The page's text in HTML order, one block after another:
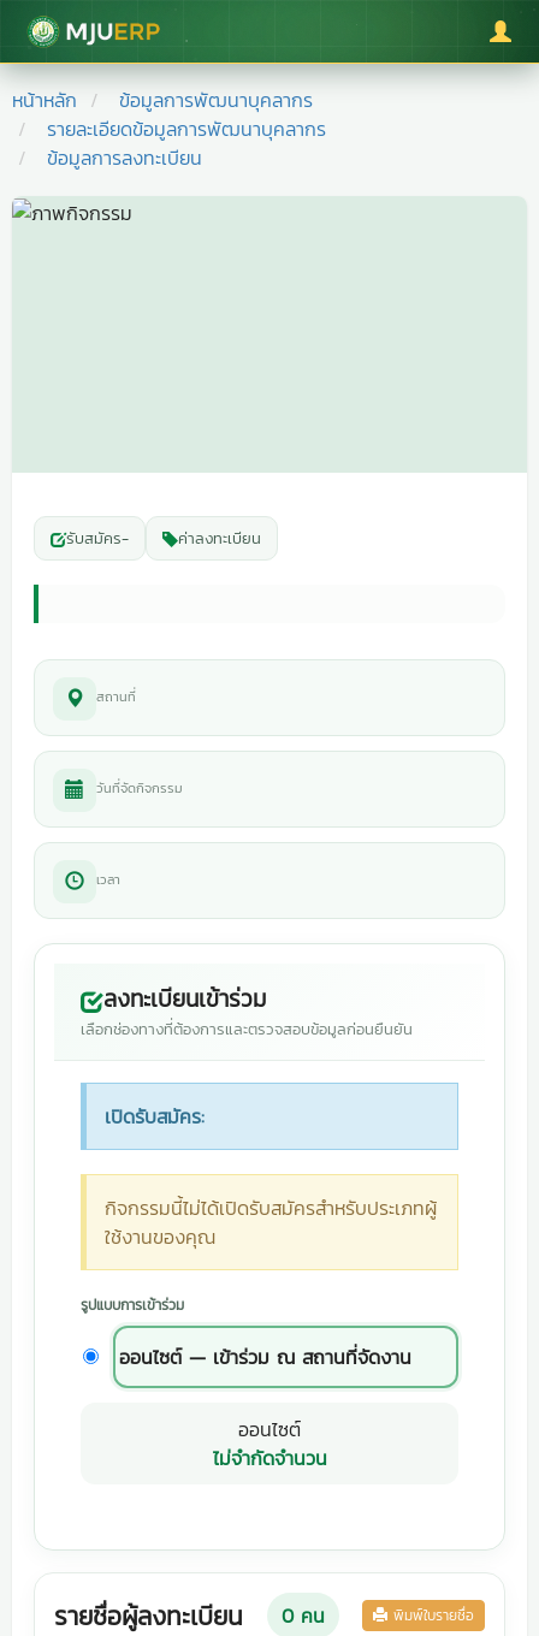
มหาวิทยาลัยแม่โจ้
หน้าหลัก
ข้อมูลการพัฒนาบุคลากร
รายละเอียดข้อมูลการพัฒนาบุคลากร
ข้อมูลการลงทะเบียน
รับสมัคร- ค่าลงทะเบียน
สถานที่
วันที่จัดกิจกรรม
เวลา
ลงทะเบียนเข้าร่วม
เลือกช่องทางที่ต้องการและตรวจสอบข้อมูลก่อนยืนยัน
เปิดรับสมัคร:
กิจกรรมนี้ไม่ได้เปิดรับสมัครสำหรับประเภทผู้
ใช้งานของคุณ
รูปแบบการเข้าร่วม
ออนไซต์ — เข้าร่วม ณ สถานที่จัดงาน
ออนไซต์
ไม่จำกัดจำนวน
รายชื่อผู้ลงทะเบียน 0คน พิมพ์ใบรายชื่อ